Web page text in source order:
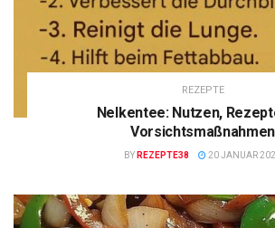
REZEPTE
Nelkentee: Nutzen,
Vorsichtsmaßnahmen
BY REZEPTE38 20 JANUAR